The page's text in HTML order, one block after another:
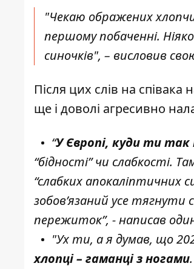
"Чекаю ображених
першому побаченні.
синочків", – висловив
Після цих слів на співака
ще і доволі агресивно
“У Європі, куди ти
“бідності” чи слабкості.
“слабких апокаліптичних
зобов’язаний усе
пережиток”, - написав
"Ух ти, а я думав, що
хлопці – гаманці з ногами